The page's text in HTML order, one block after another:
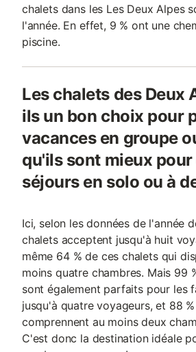
chalets dans les Les Deux Alpes
l'année. En effet, 9 % ont une
piscine.
Les chalets des Deux
ils un bon choix pour
vacances en groupe
qu'ils sont mieux pour
séjours en solo ou à
Ici, selon les données de l'année
chalets acceptent jusqu'à huit
même 64 % de ces chalets qui
moins quatre chambres. Mais 99
sont également parfaits pour les
jusqu'à quatre voyageurs, et 88
comprennent au moins deux
C'est donc la destination idéale